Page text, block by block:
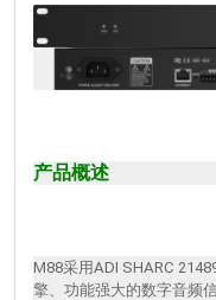
产品概述
M88采用ADI SHARC
擎、功能强大的数字音频